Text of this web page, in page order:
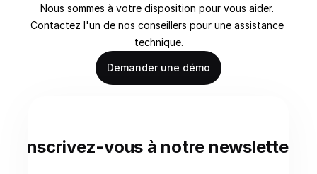
Nous sommes à votre disposition pour vous aider.
Contactez l'un de nos conseillers pour une assistance
technique.
Demander une démo
Inscrivez-vous à notre newsletter